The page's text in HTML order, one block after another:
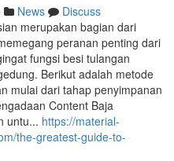
News
Discuss
merupakan bagian dari
peranan penting dari
fungsi besi tulangan
Berikut adalah metode
mulai dari tahap penyimpanan
Content Baja
untu... https://material-
the-greatest-guide-to-